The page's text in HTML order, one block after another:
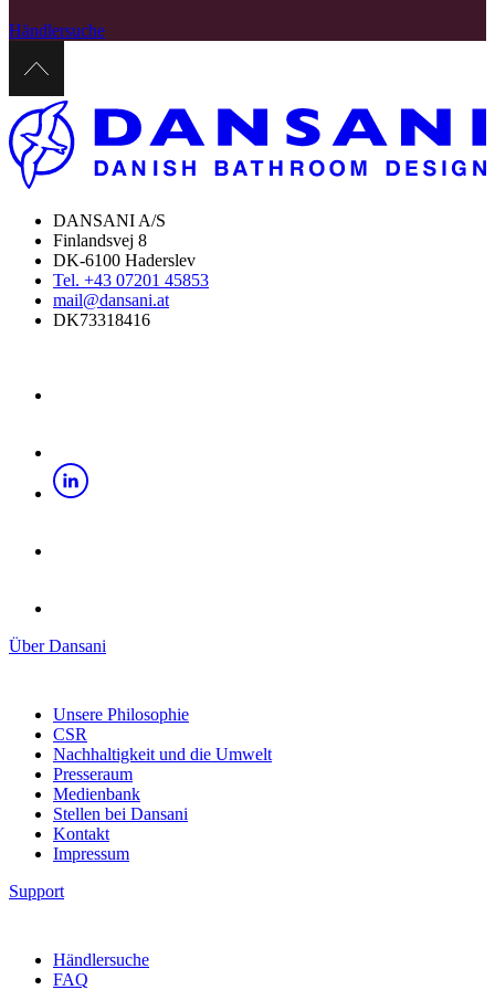
Händlersuche
DANSANI A/S
Finlandsvej 8
DK-6100 Haderslev
Tel. +43 07201 45853
mail@dansani.at
DK73318416
Über Dansani
Unsere Philosophie
CSR
Nachhaltigkeit und die Umwelt
Presseraum
Medienbank
Stellen bei Dansani
Kontakt
Impressum
Support
Händlersuche
FAQ